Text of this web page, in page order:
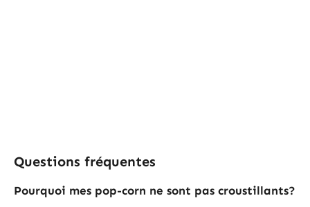
Questions fréquentes
Pourquoi mes pop-corn ne sont pas croustillants?